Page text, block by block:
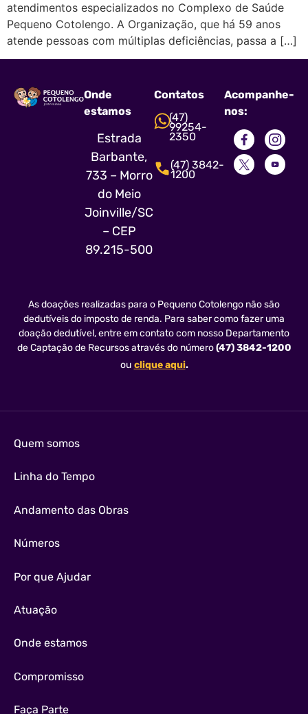
atendimentos especializados no Complexo de Saúde
Pequeno Cotolengo. A Organização, que há 59 anos
atende pessoas com múltiplas deficiências, passa a […]
Onde
estamos
Estrada
Barbante,
733 – Morro
do Meio
Joinville/SC
– CEP
89.215-500
Contatos
(47)
99254-
2350
(47) 3842-
1200
Acompanhe-
nos:
As doações realizadas para o Pequeno Cotolengo não são
dedutíveis do imposto de renda. Para saber como fazer uma
doação dedutível, entre em contato com nosso Departamento
de Captação de Recursos através do número(47) 3842-1200
ou clique aqui.
Quem somos
Linha do Tempo
Andamento das Obras
Números
Por que Ajudar
Atuação
Onde estamos
Compromisso
Faça Parte